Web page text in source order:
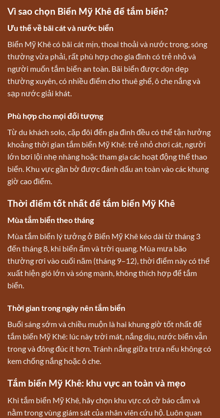
Vì sao chọn Biển Mỹ Khê để tắm biển?
Ưu thế về bãi cát và nước biển
Biển Mỹ Khê có bãi cát mịn, thoai thoải và nước trong, sóng
thường vừa phải, rất phù hợp cho gia đình có trẻ nhỏ và
người muốn tắm biển an toàn. Bãi biển được dọn dẹp
thường xuyên, có nhiều điểm cho thuê ghế, ô che nắng và
sạp nước giải khát.
Phù hợp cho mọi đối tượng
Từ du khách solo, cặp đôi đến gia đình đều có thể tận hưởng
khoảng thời gian tắm biển Mỹ Khê: trẻ nhỏ chơi cát, người
lớn bơi lội nhẹ nhàng hoặc tham gia các hoạt động thể thao
biển. Khu vực gần bờ được đánh dấu an toàn vào các khung
giờ cao điểm.
Thời điểm tốt nhất để tắm biển Mỹ Khê
Mùa tắm biển theo tháng
Mùa tắm biển lý tưởng ở Biển Mỹ Khê kéo dài từ tháng 3
đến tháng 8, khi biển ấm và trời quang. Mùa mưa bão
thường rơi vào cuối năm (tháng 9–12), thời điểm này có thể
xuất hiện gió lớn và sóng mạnh, không thích hợp để tắm
biển.
Thời gian trong ngày nên tắm biển
Buổi sáng sớm và chiều muộn là hai khung giờ tốt nhất để
tắm biển Mỹ Khê: lúc này trời mát, nắng dịu, nước biển vẫn
trong và đông đúc ít hơn. Tránh nắng giữa trưa nếu không có
kem chống nắng hoặc ô che.
Tắm biển Mỹ Khê: khu vực an toàn và mẹo
Khi tắm biển Mỹ Khê, hãy chọn khu vực có cờ báo cắm và
nằm trong vùng giám sát của nhân viên cứu hộ. Luôn quan